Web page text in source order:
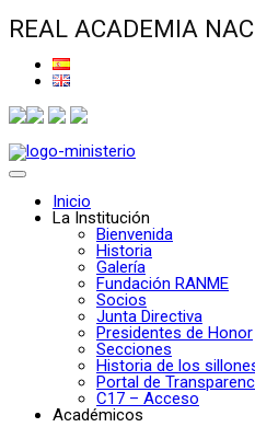
REAL ACADEMIA
Inicio
La Institución
Bienvenida
Historia
Galería
Fundación RANME
Socios
Junta Directiva
Presidentes de Honor
Secciones
Historia de los
Portal de
C17 – Acceso
Académicos